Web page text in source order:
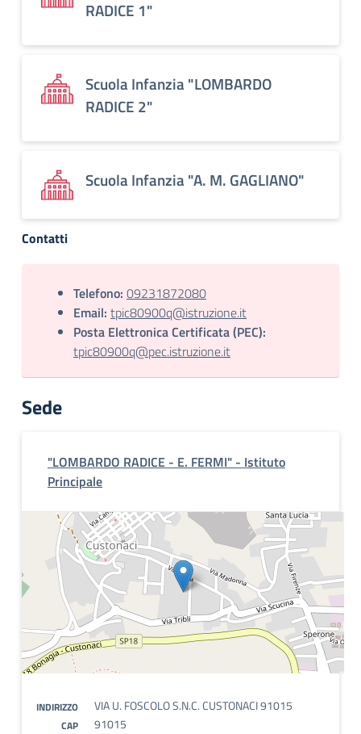
RADICE 1"
Scuola Infanzia "LOMBARDO
RADICE 2"
Scuola Infanzia "A. M. GAGLIANO"
Contatti
Telefono: 09231872080
Email: tpic80900q@istruzione.it
Posta Elettronica Certificata (PEC):
tpic80900q@pec.istruzione.it
Sede
"LOMBARDO RADICE - E. FERMI" - Istituto
Principale
INDIRIZZO VIA U. FOSCOLO S.N.C. CUSTONACI 91015
CAP 91015